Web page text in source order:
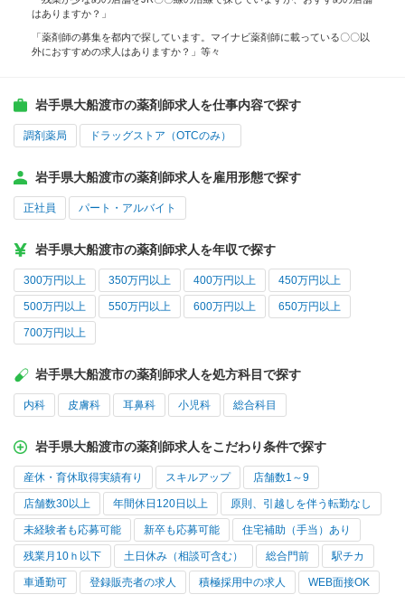
はありますか？」
「薬剤師の募集を都内で探しています。マイナビ薬剤師に載っている〇〇以
外におすすめの求人はありますか？」等々
岩手県大船渡市の薬剤師求人を仕事内容で探す
調剤薬局 ドラッグストア（OTCのみ）
岩手県大船渡市の薬剤師求人を雇用形態で探す
正社員 パート・アルバイト
岩手県大船渡市の薬剤師求人を年収で探す
300万円以上 350万円以上 400万円以上 450万円以上
500万円以上 550万円以上 600万円以上 650万円以上
700万円以上
岩手県大船渡市の薬剤師求人を処方科目で探す
内科 皮膚科 耳鼻科 小児科 総合科目
岩手県大船渡市の薬剤師求人をこだわり条件で探す
産休・育休取得実績有り スキルアップ 店舗数1～9
店舗数30以上 年間休日120日以上 原則、引越しを伴う転勤なし
未経験者も応募可能 新卒も応募可能 住宅補助（手当）あり
残業月10ｈ以下 土日休み（相談可含む） 総合門前 駅チカ
車通勤可 登録販売者の求人 積極採用中の求人 WEB面接OK